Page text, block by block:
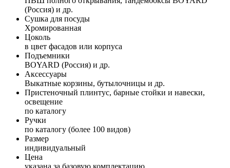
(Россия) и др.
Сушка для посуды
Хромированная
Цоколь
в цвет фасадов или корпуса
Подъемники
BOYARD (Россия) и др.
Аксессуары
Выкатные корзины, бутылочницы и др.
Пристеночный плинтус, барные стойки и навески,
освещение
по каталогу
Ручки
по каталогу (более 100 видов)
Размер
индивидуальный
Цена
указана за базовую комплектацию